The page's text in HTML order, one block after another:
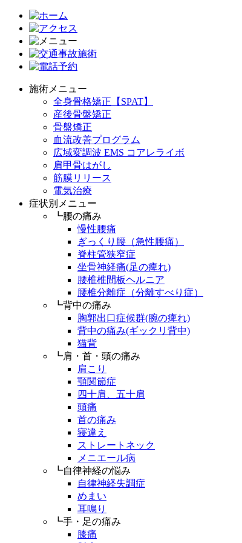
施術メニュー
全身骨格矯正【SPAT】
産後骨盤矯正
骨盤矯正
血流改善プログラム
広域変調波 EMS コアレライボ
肩甲骨はがし
筋膜リリース
電気治療
症状別メニュー
┗腰の痛み
慢性腰痛
ぎっくり腰（急性腰痛）
脊柱管狭窄症
坐骨神経痛(足の痺れ)
腰椎椎間板ヘルニア
腰椎分離症（分離すべり症）
┗背中の痛み
胸郭出口症候群(腕の痺れ)
背中の痛み(ギックリ背中)
猫背
┗肩・首・頭の痛み
肩こり
顎関節症
四十肩、五十肩
頭痛
首の痛み
寝違え
ストレートネック
メニエール病
┗自律神経の悩み
自律神経失調症
めまい
耳鳴り
┗手・足の痛み
膝痛